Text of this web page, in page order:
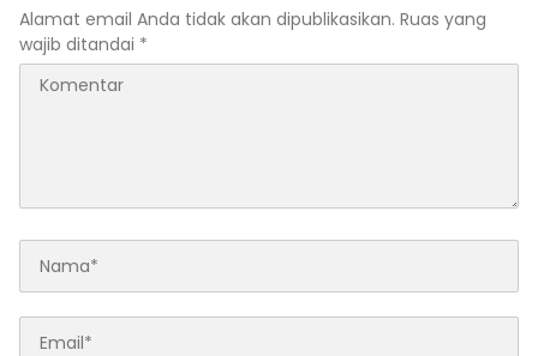
Alamat email Anda tidak akan dipublikasikan. Ruas yang
wajib ditandai *